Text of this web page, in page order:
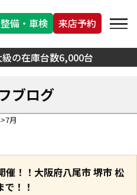
の在庫台数6,000台
整備・車検 来店予約
ブログ
7月
催！！大阪府八尾市 堺市 松
！！